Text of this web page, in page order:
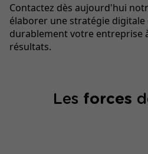
Contactez dès aujourd'hui
élaborer une stratégie
durablement votre entreprise
résultats.
Les forces